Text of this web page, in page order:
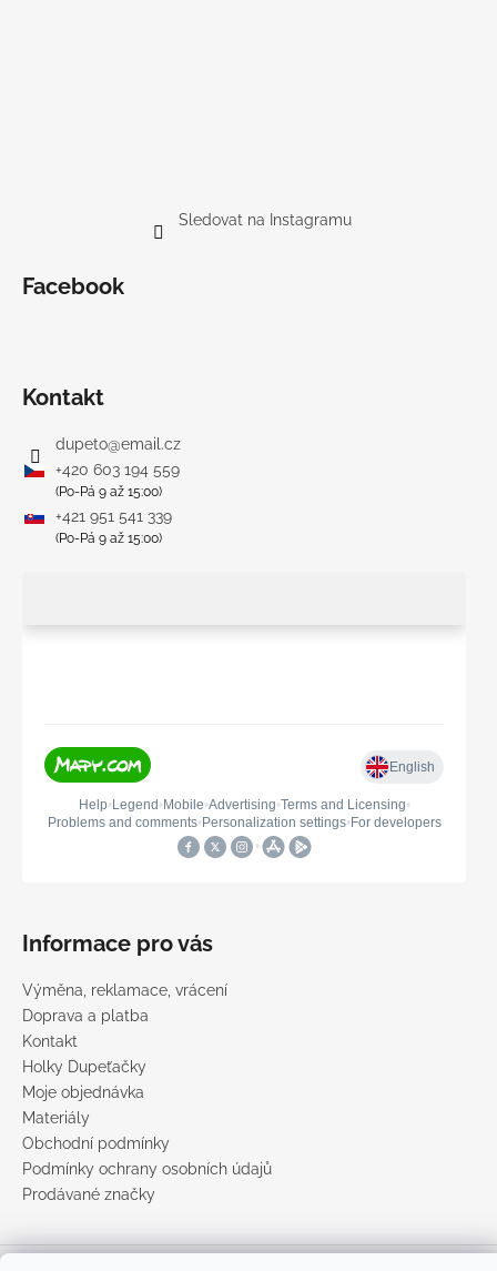
Sledovat na Instagramu
Facebook
Kontakt
dupeto@email.cz
+420 603 194 559
(Po-Pá 9 až 15:00)
+421 951 541 339
(Po-Pá 9 až 15:00)
Informace pro vás
Výměna, reklamace, vrácení
Doprava a platba
Kontakt
Holky Dupeťačky
Moje objednávka
Materiály
Obchodní podmínky
Podmínky ochrany osobních údajů
Prodávané značky